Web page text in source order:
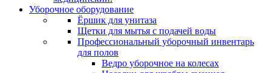
Уборочное оборудование
Ёршик для унитаза
Щетки для мытья с подачей воды
Профессиональный уборочный инвентарь
для полов
Ведро уборочное на колесах